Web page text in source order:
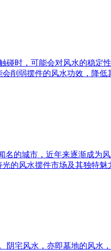
时，可能会对风水的稳定性
削弱摆件的风水功效，降低
名的城市，近年来逐渐成为
的风水摆件市场及其独特魅
阴宅风水，亦即墓地的风水